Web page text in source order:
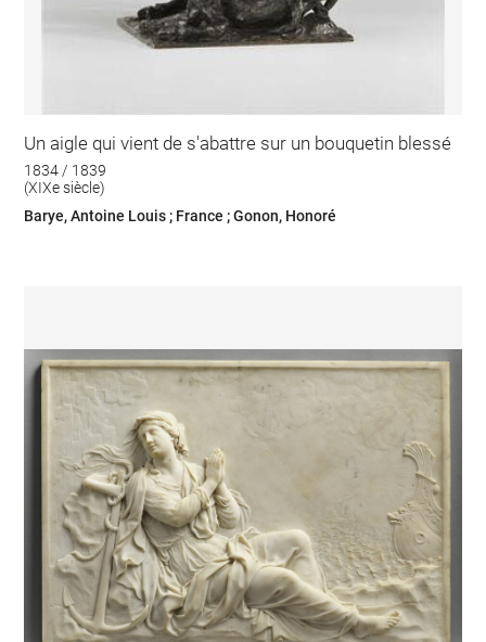
Un aigle qui vient de s'abattre sur un bouquetin blessé
1834 / 1839
(XIXe siècle)
Barye, Antoine Louis ; France ; Gonon, Honoré